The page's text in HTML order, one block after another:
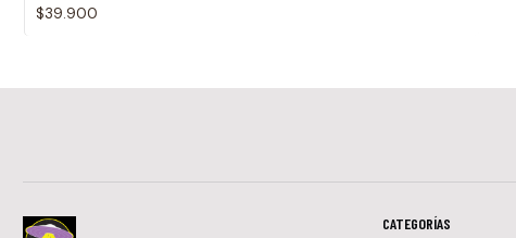
$39.900
CATEGORÍAS